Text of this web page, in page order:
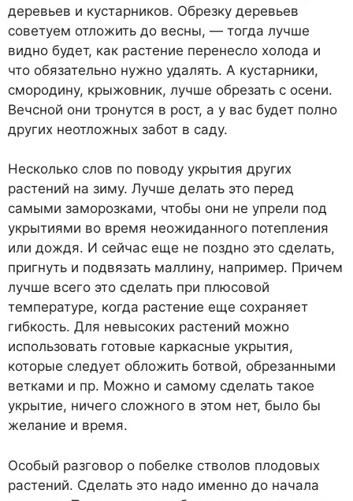
деревьев и кустарников. Обрезку деревьев
советуем отложить до весны, — тогда лучше
видно будет, как растение перенесло холода и
что обязательно нужно удалять. А кустарники,
смородину, крыжовник, лучше обрезать с осени.
Вечсной они тронутся в рост, а у вас будет полно
других неотложных забот в саду.
Несколько слов по поводу укрытия других
растений на зиму. Лучше делать это перед
самыми заморозками, чтобы они не упрели под
укрытиями во время неожиданного потепления
или дождя. И сейчас еще не поздно это сделать,
пригнуть и подвязать маллину, например. Причем
лучше всего это сделать при плюсовой
температуре, когда растение еще сохраняет
гибкость. Для невысоких растений можно
использовать готовые каркасные укрытия,
которые следует обложить ботвой, обрезанными
ветками и пр. Можно и самому сделать такое
укрытие, ничего сложного в этом нет, было бы
желание и время.
Особый разговор о побелке стволов плодовых
растений. Сделать это надо именно до начала